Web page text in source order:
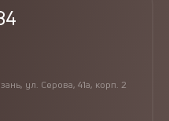
ул. Серова, 41а, корп. 2